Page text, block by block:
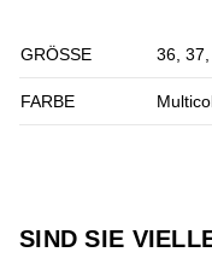
GRÖSSE 36,
FARBE
SIND SIE